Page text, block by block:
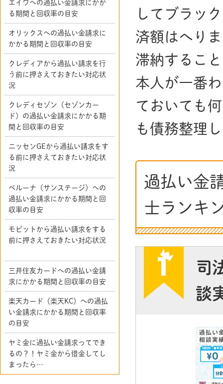
してブラッ
済額はへり
滞納するこ
本人が一番
ておいても
も債務整理
過払い金
士ランキ
司
談
エイワへの過払い金請求にかか
る期間と回収率の目安
オリックスへの過払い金請求に
かかる期間と回収率の目安
クレディアから過払い請求を行
う前に押さえておきたい対応状
況
クレディセゾン（セゾンカー
ド）の過払い金請求にかかる期
間と回収率の目安
ニッセンGEから過払い請求をす
る前に押さえておきたい対応状
況
ベルーナ（サンステージ）への
過払い金請求にかかる期間と回
収率の目安
モビットから過払い請求をする
前に押さえておきたい対応状況
三井住友カードへの過払い金請
求にかかる期間と回収率の目安
楽天カード（楽天KC）への過払
い金請求にかかる期間と回収率
の目安
ヤミ金に過払い金請求ってでき
るの？！ヤミ金から借金してし
まったら…